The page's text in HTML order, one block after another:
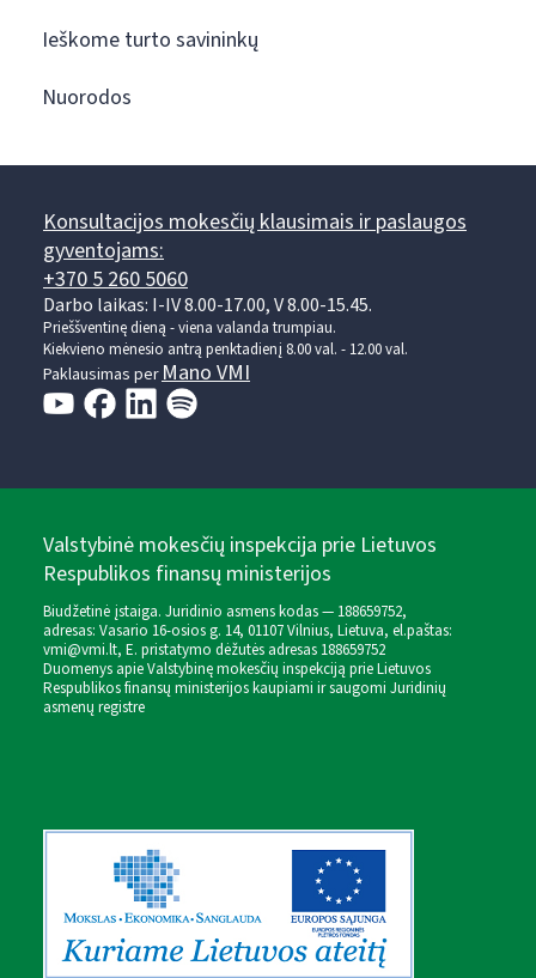
Ieškome turto savininkų
Nuorodos
Konsultacijos mokesčių klausimais ir paslaugos
gyventojams:
+370 5 260 5060
Darbo laikas: I-IV 8.00-17.00, V 8.00-15.45.
Prieššventinę dieną - viena valanda trumpiau.
Kiekvieno mėnesio antrą penktadienį 8.00 val. - 12.00 val.
Paklausimas perMano VMI
Valstybinė mokesčių inspekcija prie Lietuvos
Respublikos finansų ministerijos
Biudžetinė įstaiga. Juridinio asmens kodas — 188659752,
adresas: Vasario 16-osios g. 14, 01107 Vilnius, Lietuva, el.paštas:
vmi@vmi.lt, E. pristatymo dėžutės adresas 188659752
Duomenys apie Valstybinę mokesčių inspekciją prie Lietuvos
Respublikos finansų ministerijos kaupiami ir saugomi Juridinių
asmenų registre